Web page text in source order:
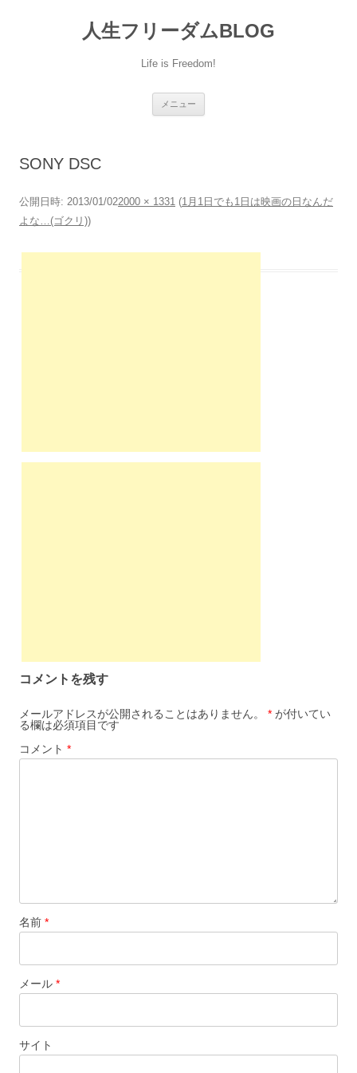
人生フリーダムBLOG
Life is Freedom!
メニュー
SONY DSC
公開日時: 2013/01/022000 × 1331 (1月1日でも1日は映画の日なんだ
よな…(ゴクリ))
コメントを残す
メールアドレスが公開されることはありません。 * が付いてい
る欄は必須項目です
コメント *
名前 *
メール *
サイト